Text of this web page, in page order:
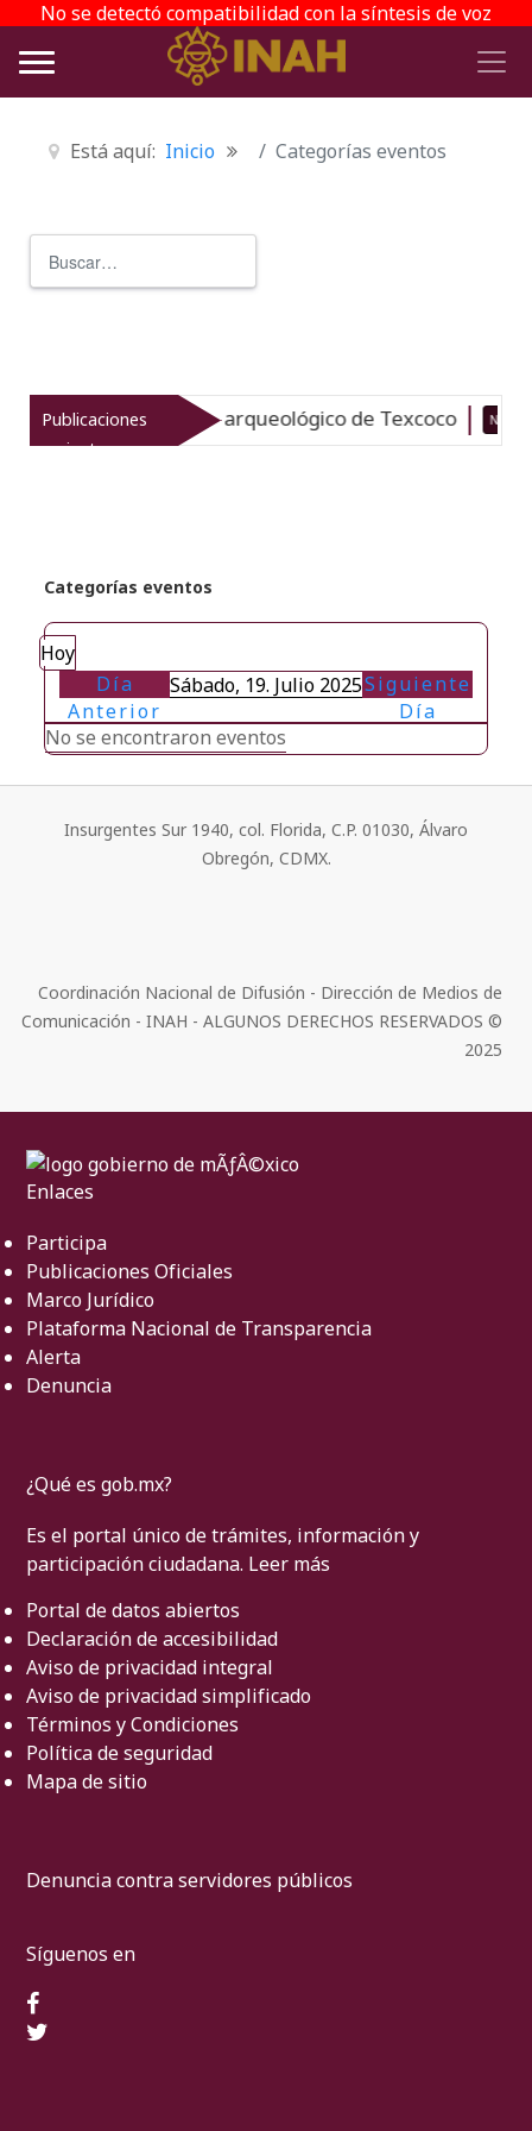
No se detectó compatibilidad con la síntesis de voz
Está aquí: Inicio Categorías eventos
Publicaciones
recientes
el patrimonio arqueológico de Texcoco Nuevo
Categorías eventos
Hoy
Día
Anterior
Sábado, 19. Julio 2025Siguiente
Día
No se encontraron eventos
Insurgentes Sur 1940, col. Florida, C.P. 01030, Álvaro
Obregón, CDMX.
Coordinación Nacional de Difusión - Dirección de Medios de
Comunicación - INAH - ALGUNOS DERECHOS RESERVADOS ©
2025
Enlaces
Participa
Publicaciones Oficiales
Marco Jurídico
Plataforma Nacional de Transparencia
Alerta
Denuncia
¿Qué es gob.mx?
Es el portal único de trámites, información y
participación ciudadana. Leer más
Portal de datos abiertos
Declaración de accesibilidad
Aviso de privacidad integral
Aviso de privacidad simplificado
Términos y Condiciones
Política de seguridad
Mapa de sitio
Denuncia contra servidores públicos
Síguenos en